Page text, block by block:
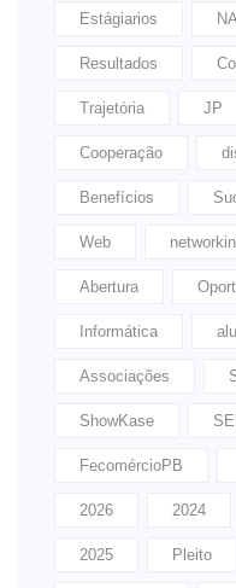
Estágiarios
Resultados
Trajetória JP
Cooperação
Benefícios
Web
Abertura
Informática
Associações
ShowKase
FecomércioPB
2026 2024
2025 Pleito